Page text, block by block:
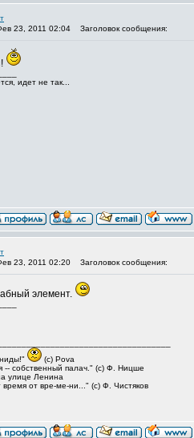
23, 2011 02:04
Заголовок сообщения:
идет не так...
23, 2011 02:20
Заголовок сообщения:
элемент.
(с) Pova
-- собственный палач." (с) Ф. Ницше
улице Ленина
от вре-ме-ни..." (с) Ф. Чистяков